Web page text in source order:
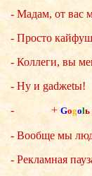
- Мадам, от вас
- Просто
- Коллеги, вы
- Ну и gadжеtы!
-
+ Gogolь
- Вообще мы
- Рекламная